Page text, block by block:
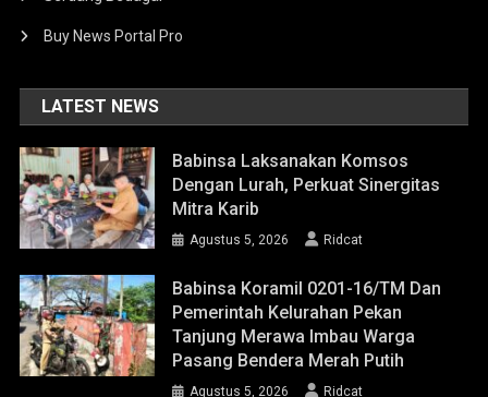
Buy News Portal Pro
LATEST NEWS
Babinsa Laksanakan Komsos
Dengan Lurah, Perkuat Sinergitas
Mitra Karib
Agustus 5, 2026 Ridcat
Babinsa Koramil 0201-16/TM Dan
Pemerintah Kelurahan Pekan
Tanjung Merawa Imbau Warga
Pasang Bendera Merah Putih
Agustus 5, 2026 Ridcat